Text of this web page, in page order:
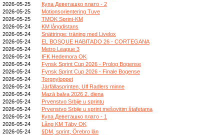
2026-05-25
Купа Деветашко плато - 2
2026-05-25
Motionsorientering Tuve
2026-05-25
TMOK Sprint-KM
2026-05-24
KM långdistans
2026-05-24
Snättringe: träning med Livelox
2026-05-24
EL BOSQUE HABITADO 26 - CORTEGANA
2026-05-24
Metro League 3
2026-05-24
IFK Hedemora OK
2026-05-24
Fynsk Sprint Cup 2026 - Prolog Bogense
2026-05-24
Fynsk Sprint Cup 2026 - Finale Bogense
2026-05-24
Torgnyloppet
2026-05-24
Järfällasprinten, Ulf Radlers minne
2026-05-24
Mazā balva 2026 2. diena
2026-05-24
Prvenstvo Srbije u sprintu
2026-05-24
Prvenstvo Srbije u sprint mešovitim štafetama
2026-05-24
Купа Деветашко плато - 1
2026-05-24
Lång KM Täby OK
2026-05-24
§DM, sprint, Örebro län